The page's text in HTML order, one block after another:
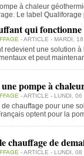
à chaleur
Le label Qualiforage
qui fonctionne
- ARTICLE - MARDI,
redevient une solution
et peut
pompe à
- ARTICLE - LUNDI,
chauffage pour une
optent pour la
chauffage de
- ARTICLE - LUNDI,